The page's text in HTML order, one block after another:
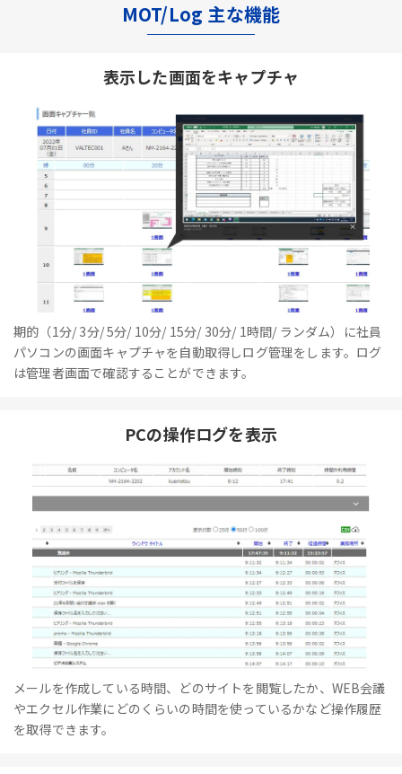
MOT/Log 主な機能
表示した画面をキャプチャ
期的（1分/ 3分/ 5分/ 10分/ 15分/ 30分/ 1時間/ ランダム）に社員
パソコンの画面キャプチャを自動取得しログ管理をします。ログ
は管理者画面で確認することができます。
PCの操作ログを表示
メールを作成している時間、どのサイトを閲覧したか、WEB会議
やエクセル作業にどのくらいの時間を使っているかなど操作履歴
を取得できます。